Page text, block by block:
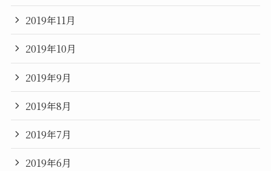
2019年11月
2019年10月
2019年9月
2019年8月
2019年7月
2019年6月